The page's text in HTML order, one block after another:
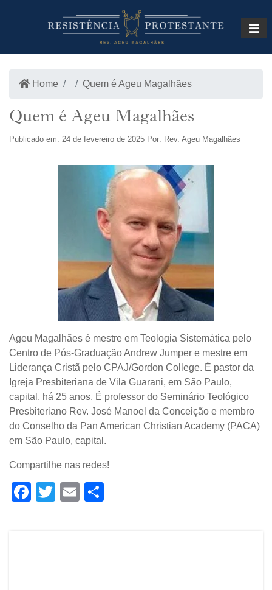
LOJA
Home Quem é Ageu Magalhães
Quem é Ageu Magalhães
Publicado em: 24 de fevereiro de 2025 Por: Rev. Ageu Magalhães
Ageu Magalhães é mestre em Teologia Sistemática pelo
Centro de Pós-Graduação Andrew Jumper e mestre em
Liderança Cristã pelo CPAJ/Gordon College. É pastor da
Igreja Presbiteriana de Vila Guarani, em São Paulo,
capital, há 25 anos. É professor do Seminário Teológico
Presbiteriano Rev. José Manoel da Conceição e membro
do Conselho da Pan American Christian Academy (PACA)
em São Paulo, capital.
Compartilhe nas redes!
Facebook
TwitterEmail